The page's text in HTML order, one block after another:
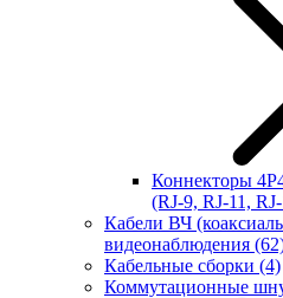
Коннекторы
(RJ-9, RJ-11,
Кабели ВЧ
видеонаблюдения
Кабельные сборки (4)
Коммутационные